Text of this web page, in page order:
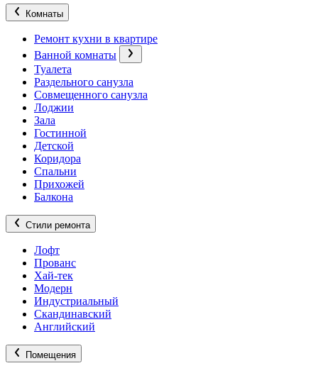
Комнаты
Ремонт кухни в квартире
Ванной комнаты
Туалета
Раздельного санузла
Совмещенного санузла
Лоджии
Зала
Гостинной
Детской
Коридора
Спальни
Прихожей
Балкона
Стили ремонта
Лофт
Прованс
Хай-тек
Модерн
Индустриальный
Скандинавский
Английский
Помещения